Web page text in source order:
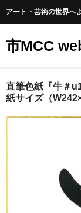
アート・芸術の世界へ
市MCC
アート一覧
直筆色紙『牛＃
紙サイズ（